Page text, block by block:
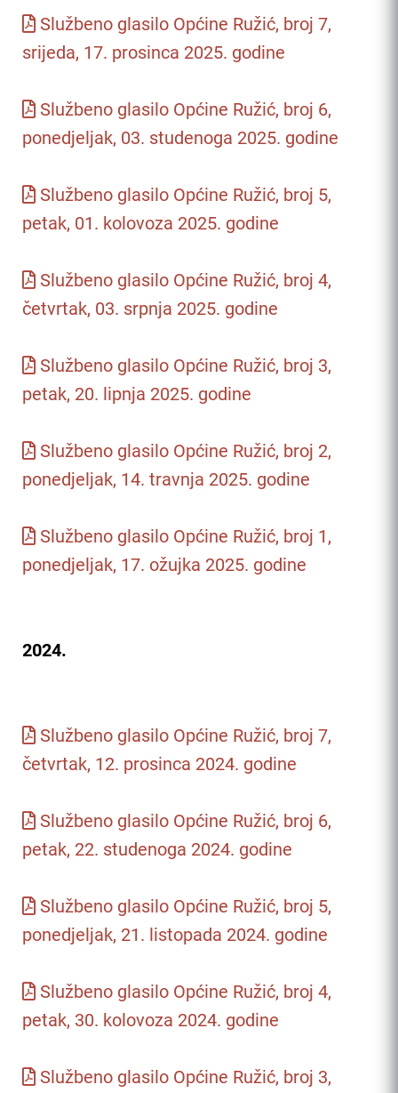
Službeno glasilo Općine Ružić, broj 7,
srijeda, 17. prosinca 2025. godine
Službeno glasilo Općine Ružić, broj 6,
ponedjeljak, 03. studenoga 2025. godine
Službeno glasilo Općine Ružić, broj 5,
petak, 01. kolovoza 2025. godine
Službeno glasilo Općine Ružić, broj 4,
četvrtak, 03. srpnja 2025. godine
Službeno glasilo Općine Ružić, broj 3,
petak, 20. lipnja 2025. godine
Službeno glasilo Općine Ružić, broj 2,
ponedjeljak, 14. travnja 2025. godine
Službeno glasilo Općine Ružić, broj 1,
ponedjeljak, 17. ožujka 2025. godine
2024.
Službeno glasilo Općine Ružić, broj 7,
četvrtak, 12. prosinca 2024. godine
Službeno glasilo Općine Ružić, broj 6,
petak, 22. studenoga 2024. godine
Službeno glasilo Općine Ružić, broj 5,
ponedjeljak, 21. listopada 2024. godine
Službeno glasilo Općine Ružić, broj 4,
petak, 30. kolovoza 2024. godine
Službeno glasilo Općine Ružić, broj 3,